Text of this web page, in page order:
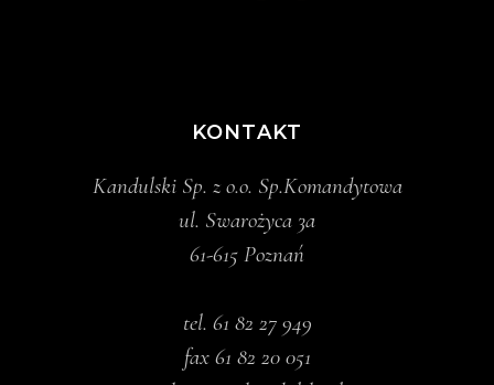
KONTAKT
Kandulski Sp. z o.o. Sp.Komandytowa
ul. Swarożyca 3a
61-615 Poznań
tel. 61 82 27 949
fax 61 82 20 051